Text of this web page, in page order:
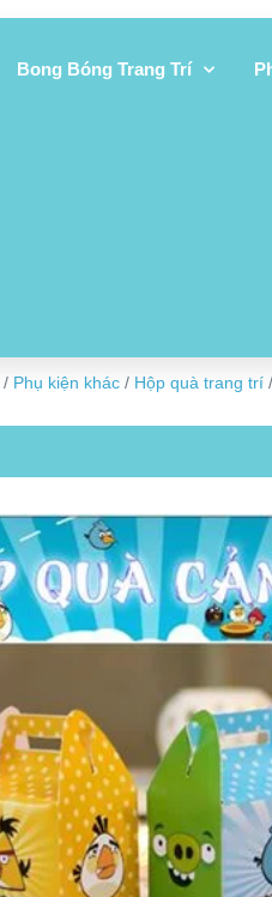
Bong Bóng Trang Trí
/ Phụ kiện khác / Hộp quà trang trí